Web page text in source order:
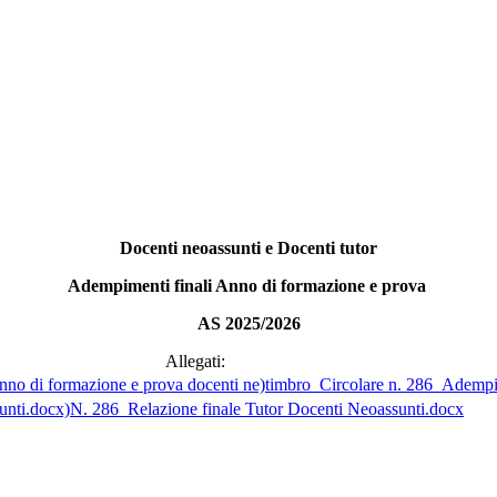
Docenti neoassunti e Docenti tutor
Adempimenti finali Anno di formazione e prova
AS 2025/2026
Allegati:
timbro_Circolare n.
N. 286_Relazione finale Tutor Docenti Neoassunti.docx